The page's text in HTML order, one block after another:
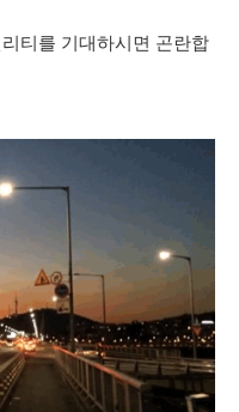
티를 기대하시면 곤란합